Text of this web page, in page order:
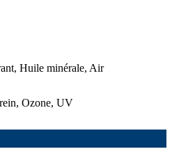
, Huile minérale, Air
, Ozone, UV